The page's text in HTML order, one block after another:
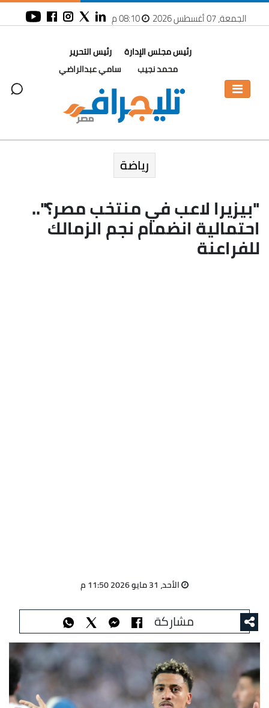
الجمعة، 07 أغسطس 2026 08:10 م
رئيس مجلس الإدارة
محمد نجيب
رئيس التحرير
سامي عبدالراضي
رياضة
"بيزيرا لاعب في منتخب مصر؟"..
احتمالية انضمام نجم الزمالك
للفراعنة
الأحد، 31 مايو 2026 11:50 م
مشاركة